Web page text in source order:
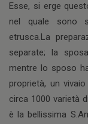
Esse, si erge
nel quale sono
etrusca.La
separate; la
mentre lo sposo
proprietà, un
circa 1000 varietà
è la bellissima